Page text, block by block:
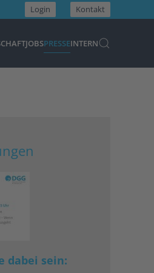
Login Kontakt
JOBSPRESSEINTERN
dabei sein: